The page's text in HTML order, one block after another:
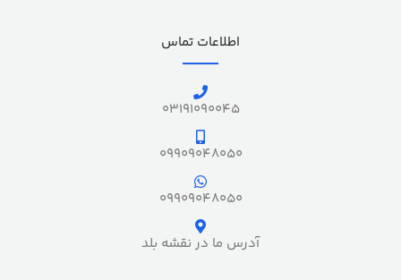
اطلاعات تماس
03191090045
09909048050
09909048050
آدرس ما در نقشه بلد